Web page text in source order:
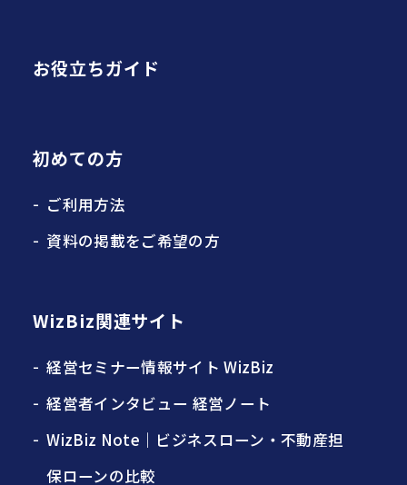
お役立ちガイド
初めての方
ご利用方法
資料の掲載をご希望の方
WizBiz関連サイト
経営セミナー情報サイト WizBiz
経営者インタビュー 経営ノート
WizBiz Note｜ビジネスローン・不動産担
保ローンの比較